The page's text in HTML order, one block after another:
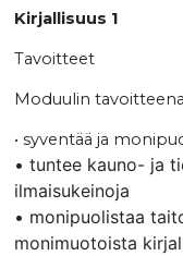
Kirjallisuus 1
Tavoitteet
Moduulin
• syventää ja
• tuntee kauno- ja
ilmaisukeinoja
• monipuolistaa
monimuotoista